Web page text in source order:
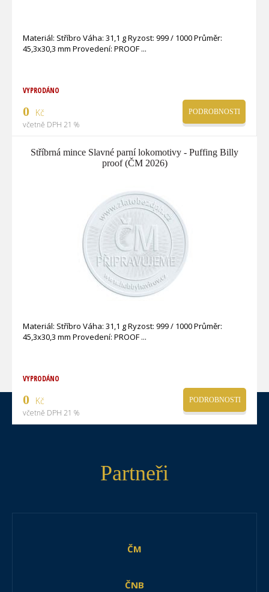
Materiál: Stříbro Váha: 31,1 g Ryzost: 999 / 1000 Průměr:
45,3x30,3 mm Provedení: PROOF
VYPRODÁNO
0 Kč
včetně DPH 21 %
PODROBNOSTI
Stříbrná mince Slavné parní lokomotivy - Puffing Billy
proof (ČM 2026)
Materiál: Stříbro Váha: 31,1 g Ryzost: 999 / 1000 Průměr:
45,3x30,3 mm Provedení: PROOF
VYPRODÁNO
0 Kč
včetně DPH 21 %
PODROBNOSTI
Partneři
ČM
ČNB